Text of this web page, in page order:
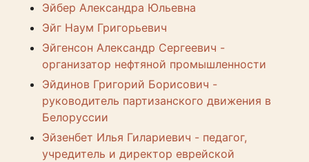
Эйбер Александра Юльевна
Эйг Наум Григорьевич
Эйгенсон Александр Сергеевич -
организатор нефтяной промышленности
Эйдинов Григорий Борисович -
руководитель партизанского движения в
Белоруссии
Эйзенбет Илья Гилаpиевич - педагог,
учредитель и директор еврейской